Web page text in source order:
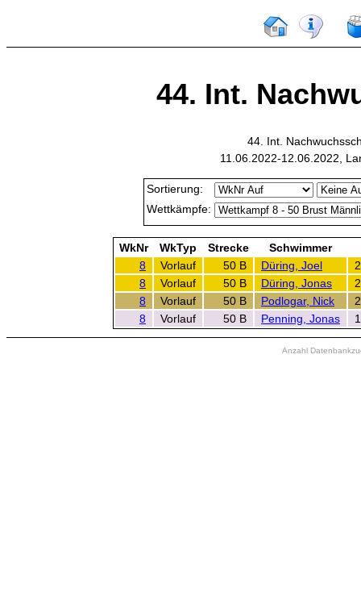
44. Int.
44. Int.
11.06.2022-12.06.2022,
Sortierung:
Wettkämpfe:
WkNr WkTyp Strecke Schwimmer
8
Vorlauf 50 B Düring, Joel
8
Vorlauf 50 B Düring, Jonas
8
Vorlauf 50 B Podlogar, Nick
8
Vorlauf 50 B Penning, Jonas
Anzahl